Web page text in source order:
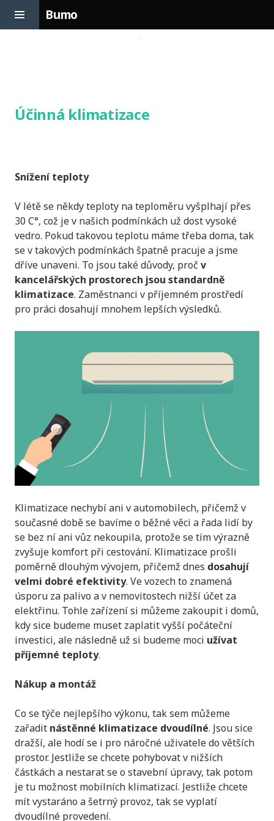
Bumo
Účinná klimatizace
Snížení teploty
V létě se někdy teploty na teploměru vyšplhají přes
30 C°, což je v našich podmínkách už dost vysoké
vedro. Pokud takovou teplotu máme třeba doma, tak
se v takových podmínkách špatně pracuje a jsme
dříve unaveni. To jsou také důvody, proč v
kancelářských prostorech jsou standardně
klimatizace. Zaměstnanci v příjemném prostředí
pro práci dosahují mnohem lepších výsledků.
Klimatizace nechybí ani v automobilech, přičemž v
současné době se bavíme o běžné věci a řada lidí by
se bez ní ani vůz nekoupila, protože se tím výrazně
zvyšuje komfort při cestování. Klimatizace prošli
poměrně dlouhým vývojem, přičemž dnes dosahují
velmi dobré efektivity. Ve vozech to znamená
úsporu za palivo a v nemovitostech nižší účet za
elektřinu. Tohle zařízení si můžeme zakoupit i domů,
kdy sice budeme muset zaplatit vyšší počáteční
investici, ale následně už si budeme moci užívat
příjemné teploty.
Nákup a montáž
Co se týče nejlepšího výkonu, tak sem můžeme
zařadit nástěnné klimatizace dvoudílné. Jsou sice
dražší, ale hodí se i pro náročné uživatele do větších
prostor. Jestliže se chcete pohybovat v nižších
částkách a nestarat se o stavební úpravy, tak potom
je tu možnost mobilních klimatizací. Jestliže chcete
mít vystaráno a šetrný provoz, tak se vyplatí
dvoudílné provedení.
Sidebar